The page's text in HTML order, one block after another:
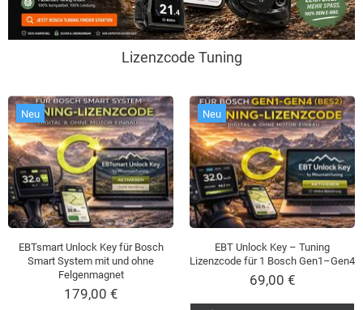
Lizenzcode Tuning
Neu
EBTsmart Unlock Key für Bosch
Smart System mit und ohne
Felgenmagnet
179,00 €
Neu
EBT Unlock Key – Tuning
Lizenzcode für 1 Bosch Gen1–Gen4
69,00 €